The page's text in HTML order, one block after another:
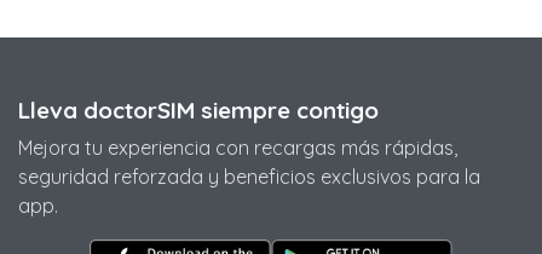
Lleva doctorSIM siempre contigo
Mejora tu experiencia con recargas más rápidas,
seguridad reforzada y beneficios exclusivos para la
app.